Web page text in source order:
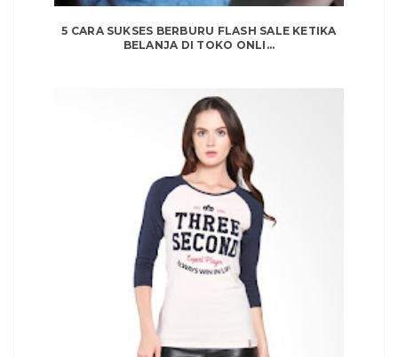
5 CARA SUKSES BERBURU FLASH SALE KETIKA
BELANJA DI TOKO ONLI...